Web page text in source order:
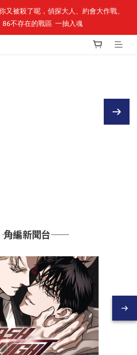
系列小說 79 折，滿$389送「完節紀念
明信片組」
系列小說 79 折，滿$389送「完節紀念
明信片組」
1000送1000購物金💛滿3000現折300🎉
系列小說 79 折，滿$389送「完節紀念
―― 角編新聞台――